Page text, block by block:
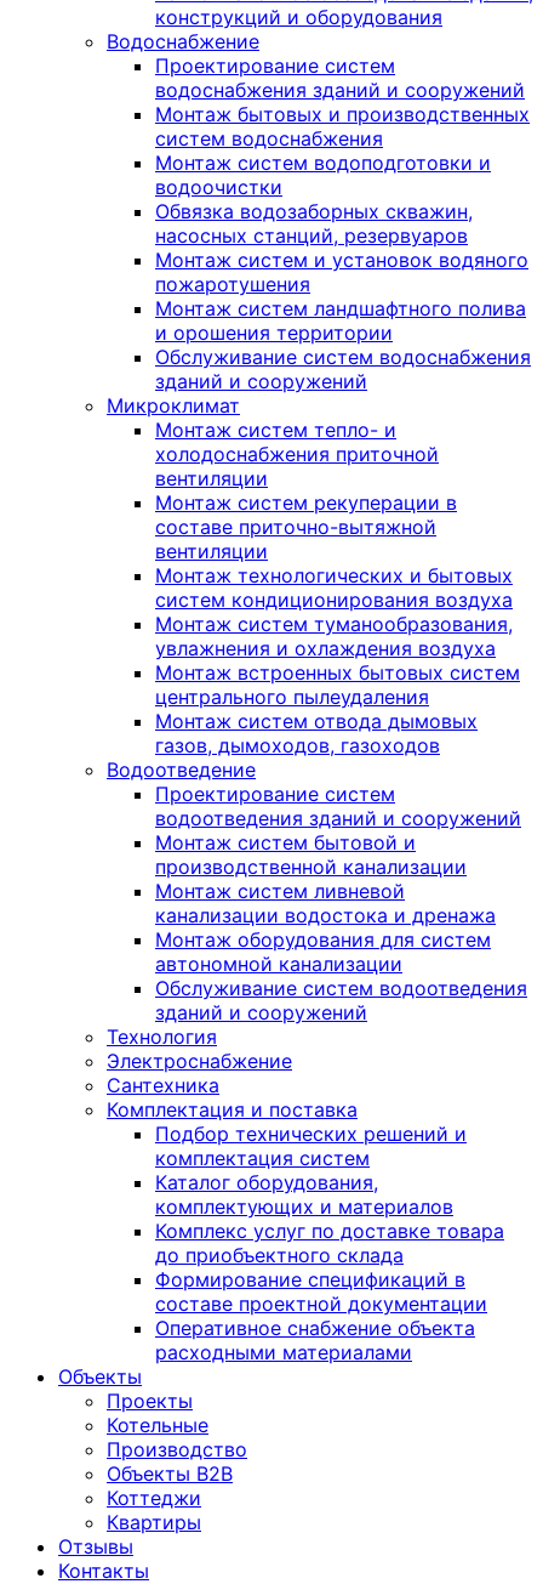
конструкций и оборудования
Водоснабжение
Проектирование систем
водоснабжения зданий и сооружений
Монтаж бытовых и производственных
систем водоснабжения
Монтаж систем водоподготовки и
водоочистки
Обвязка водозаборных скважин,
насосных станций, резервуаров
Монтаж систем и установок водяного
пожаротушения
Монтаж систем ландшафтного полива
и орошения территории
Обслуживание систем водоснабжения
зданий и сооружений
Микроклимат
Монтаж систем тепло- и
холодоснабжения приточной
вентиляции
Монтаж систем рекуперации в
составе приточно-вытяжной
вентиляции
Монтаж технологических и бытовых
систем кондиционирования воздуха
Монтаж систем туманообразования,
увлажнения и охлаждения воздуха
Монтаж встроенных бытовых систем
центрального пылеудаления
Монтаж систем отвода дымовых
газов, дымоходов, газоходов
Водоотведение
Проектирование систем
водоотведения зданий и сооружений
Монтаж систем бытовой и
производственной канализации
Монтаж систем ливневой
канализации водостока и дренажа
Монтаж оборудования для систем
автономной канализации
Обслуживание систем водоотведения
зданий и сооружений
Технология
Электроснабжение
Сантехника
Комплектация и поставка
Подбор технических решений и
комплектация систем
Каталог оборудования,
комплектующих и материалов
Комплекс услуг по доставке товара
до приобъектного склада
Формирование спецификаций в
составе проектной документации
Оперативное снабжение объекта
расходными материалами
Объекты
Проекты
Котельные
Производство
Объекты В2В
Коттеджи
Квартиры
Отзывы
Контакты